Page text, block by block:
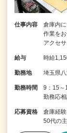
仕事内容
倉庫内
作業を
アクセ
給与 時給
勤務地 埼玉県
勤務時間
9：15
勤務応
応募資格
倉庫経
50代の